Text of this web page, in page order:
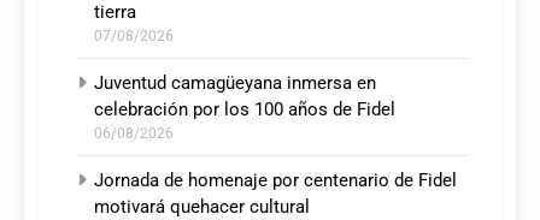
tierra
07/08/2026
Juventud camagüeyana inmersa en
celebración por los 100 años de Fidel
06/08/2026
Jornada de homenaje por centenario de Fidel
motivará quehacer cultural